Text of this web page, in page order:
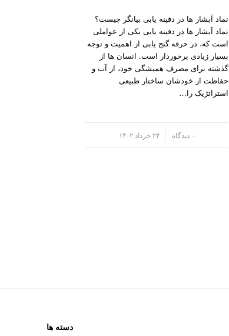
نماد آبشار ها در دفینه یابی بیانگر چیست؟
نماد آبشار ها در دفینه یابی یکی از عواملی
است که، در حرفه گنج یابی از اهمیت و توجه
بسیار زیادی برخوردار است. انسان ها از
گذشته برای مصرف همیشگی خود، از آب و
حفاظت از خودشان ساختار طبیعی
استراتژیک را…
۰ دیدگاه ۲۴ خرداد ۱۴۰۲
دسته ها